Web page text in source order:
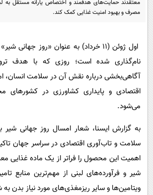
سرگرمی
حوادث
محیط زیست
سلامت
بین الملل
حیات وحش
سیاست خارجی
پیامک
دانلود
معتقدند حمایت‌های هدفمند و اختصاص یارانه مستقل به
مصرف و بهبود امنیت غذایی کمک کند.
اول ژوئن (۱۱ خرداد) به عنوان «روز جهانی
نام‌گذاری شده است؛ روزی که با هدف
آگاهی‌بخشی درباره نقش آن در سلامت انسان،
اقتصادی و پایداری کشاورزی در کشورهای
می‌شود.
به گزارش ایسنا، شعار امسال روز جهانی شیر
سلامت و تاب‌آوری اقتصادی در سراسر جهان
اهمیت این محصول را فراتر از یک ماده غذایی
شیر و فرآورده‌های لبنی از مهم‌ترین منابع
ویتامین‌ها و سایر ریزمغذی‌های مورد نیاز بدن